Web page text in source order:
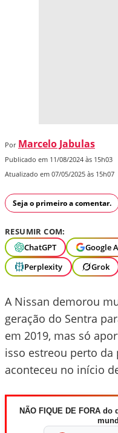
Por Marcelo Jabulas
Publicado em 11/08/2024 às 15h03
Atualizado em 07/05/2025 às 15h07
Seja o primeiro a comentar.
RESUMIR COM:
ChatGPT
Google
Perplexity
Grok
A Nissan demorou
geração do Sentra
em 2019, mas só
isso estreou perto
aconteceu no início
NÃO FIQUE DE FORA